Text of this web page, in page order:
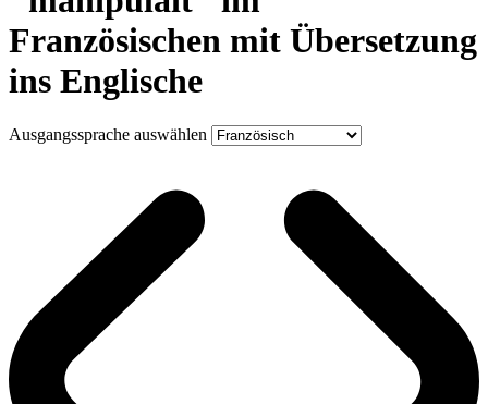
Französischen mit Übersetzung
ins Englische
Ausgangssprache auswählen